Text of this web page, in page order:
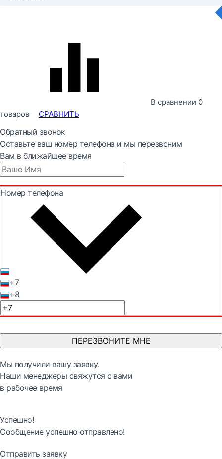
В сравнении 0
товаров
СРАВНИТЬ
Обратный звонок
Оставьте ваш номер телефона и мы перезвоним
Вам в ближайшее время
Номер телефона
+7
+8
ПЕРЕЗВОНИТЕ МНЕ
Мы получили вашу заявку.
Наши менеджеры свяжутся с вами
в рабочее время
Успешно!
Сообщение успешно отправлено!
Отправить заявку